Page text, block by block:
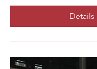
Details